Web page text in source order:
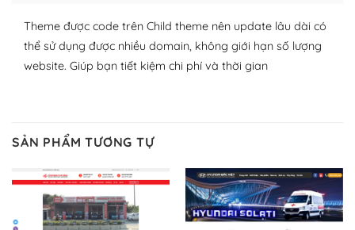
– Dễ sử dụng
Với mọi Hosting bất kỳ thì WordPress đều có thể dễ
dàng thiết lập vì thực tế nó đã cung cấp khoảng 60%
trang web WordPress của bạn.
Dễ dàng lựa chọn Hosting cho website WordPress
– Bảo mật cực tốt
Theme được code trên Child theme nên update lâu dài có
thể sử dụng được nhiều domain, không giới hạn số lượng
website. Giúp bạn tiết kiệm chi phí và thời gian
SẢN PHẨM TƯƠNG TỰ